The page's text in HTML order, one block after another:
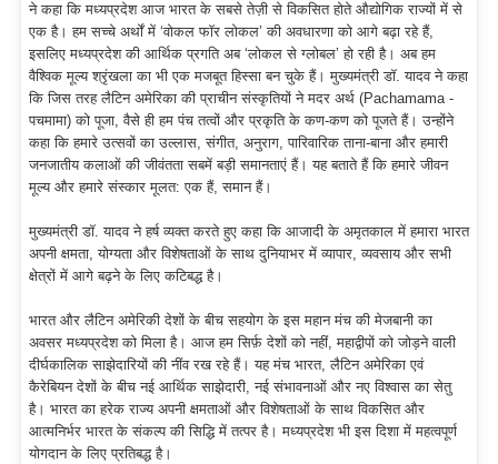
ने कहा कि मध्यप्रदेश आज भारत के सबसे तेज़ी से विकसित होते औद्योगिक राज्यों में से
एक है। हम सच्चे अर्थों में ‘वोकल फॉर लोकल’ की अवधारणा को आगे बढ़ा रहे हैं,
इसलिए मध्यप्रदेश की आर्थिक प्रगति अब ‘लोकल से ग्लोबल’ हो रही है। अब हम
वैश्विक मूल्य श्रृंखला का भी एक मजबूत हिस्सा बन चुके हैं। मुख्यमंत्री डॉ. यादव ने कहा
कि जिस तरह लैटिन अमेरिका की प्राचीन संस्कृतियों ने मदर अर्थ (Pachamama -
पचमामा) को पूजा, वैसे ही हम पंच तत्वों और प्रकृति के कण-कण को पूजते हैं। उन्होंने
कहा कि हमारे उत्सवों का उल्लास, संगीत, अनुराग, पारिवारिक ताना-बाना और हमारी
जनजातीय कलाओं की जीवंतता सबमें बड़ी समानताएं हैं। यह बताते हैं कि हमारे जीवन
मूल्य और हमारे संस्कार मूलत: एक हैं, समान हैं।
मुख्यमंत्री डॉ. यादव ने हर्ष व्यक्त करते हुए कहा कि आजादी के अमृतकाल में हमारा भारत
अपनी क्षमता, योग्यता और विशेषताओं के साथ दुनियाभर में व्यापार, व्यवसाय और सभी
क्षेत्रों में आगे बढ़ने के लिए कटिबद्ध है।
भारत और लैटिन अमेरिकी देशों के बीच सहयोग के इस महान मंच की मेजबानी का
अवसर मध्यप्रदेश को मिला है। आज हम सिर्फ़ देशों को नहीं, महाद्वीपों को जोड़ने वाली
दीर्घकालिक साझेदारियों की नींव रख रहे हैं। यह मंच भारत, लैटिन अमेरिका एवं
कैरेबियन देशों के बीच नई आर्थिक साझेदारी, नई संभावनाओं और नए विश्वास का सेतु
है। भारत का हरेक राज्य अपनी क्षमताओं और विशेषताओं के साथ विकसित और
आत्मनिर्भर भारत के संकल्प की सिद्धि में तत्पर है। मध्यप्रदेश भी इस दिशा में महत्वपूर्ण
योगदान के लिए प्रतिबद्ध है।